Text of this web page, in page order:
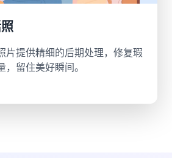
片提供精细的后期处理，修复瑕
留住美好瞬间。